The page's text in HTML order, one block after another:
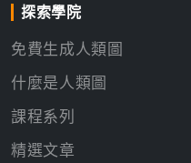
探索學院
免費生成人類圖
什麼是人類圖
課程系列
精選文章